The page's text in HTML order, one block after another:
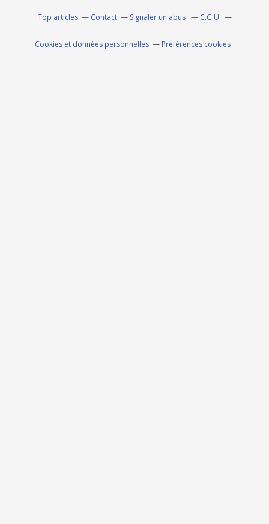
Top articles Contact Signaler un abus C.G.U.
Cookies et données personnelles Préférences cookies